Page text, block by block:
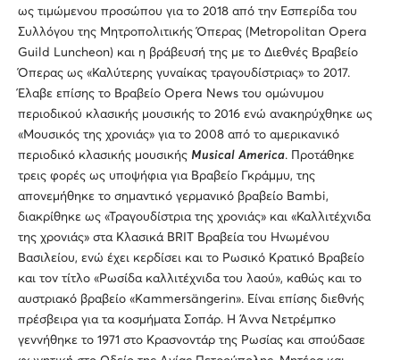
ως τιμώμενου προσώπου για το 2018 από την Εσπερίδα του
Συλλόγου της Μητροπολιτικής Όπερας (Metropolitan Opera
Guild Luncheon) και η βράβευσή της με το Διεθνές Βραβείο
Όπερας ως «Καλύτερης γυναίκας τραγουδίστριας» το 2017.
Έλαβε επίσης το Βραβείο Opera News του ομώνυμου
περιοδικού κλασικής μουσικής το 2016 ενώ ανακηρύχθηκε ως
«Μουσικός της χρονιάς» για το 2008 από το αμερικανικό
περιοδικό κλασικής μουσικής Musical America. Προτάθηκε
τρεις φορές ως υποψήφια για Βραβείο Γκράμμυ, της
απονεμήθηκε το σημαντικό γερμανικό βραβείο Bambi,
διακρίθηκε ως «Τραγουδίστρια της χρονιάς» και «Καλλιτέχνιδα
της χρονιάς» στα Κλασικά BRIT Βραβεία του Ηνωμένου
Βασιλείου, ενώ έχει κερδίσει και το Ρωσικό Κρατικό Βραβείο
και τον τίτλο «Ρωσίδα καλλιτέχνιδα του λαού», καθώς και το
αυστριακό βραβείο «Kammersängerin». Είναι επίσης διεθνής
πρέσβειρα για τα κοσμήματα Σοπάρ. H Άννα Νετρέμπκο
γεννήθηκε το 1971 στο Κρασνοντάρ της Ρωσίας και σπούδασε